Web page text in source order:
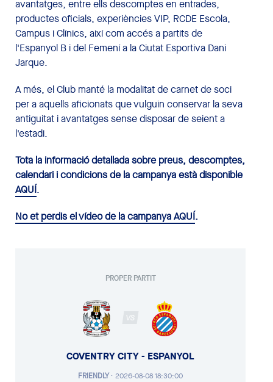
avantatges, entre ells descomptes en entrades,
productes oficials, experiències VIP, RCDE Escola,
Campus i Clínics, així com accés a partits de
l'Espanyol B i del Femení a la Ciutat Esportiva Dani
Jarque.
A més, el Club manté la modalitat de carnet de soci
per a aquells aficionats que vulguin conservar la seva
antiguitat i avantatges sense disposar de seient a
l'estadi.
Tota la informació detallada sobre preus, descomptes,
calendari i condicions de la campanya està disponible
AQUÍ.
No et perdis el vídeo de la campanya AQUÍ.
PROPER PARTIT
VS
COVENTRY CITY - ESPANYOL
FRIENDLY· 2026-08-08 18:30:00